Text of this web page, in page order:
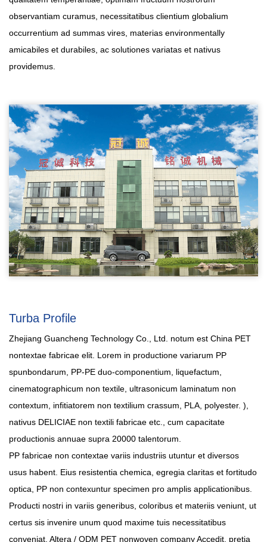
observantiam curamus, necessitatibus clientium globalium
occurrentium ad summas vires, materias environmentally
amicabiles et durabiles, ac solutiones variatas et nativus
providemus.
Turba Profile
Zhejiang Guancheng Technology Co., Ltd. notum est China PET
nontextae fabricae elit. Lorem in productione variarum PP
spunbondarum, PP-PE duo-componentium, liquefactum,
cinematographicum non textile, ultrasonicum laminatum non
contextum, infitiatorem non textilium crassum, PLA, polyester. ),
nativus DELICIAE non textili fabricae etc., cum capacitate
productionis annuae supra 20000 talentorum.
PP fabricae non contextae variis industriis utuntur et diversos
usus habent. Eius resistentia chemica, egregia claritas et fortitudo
optica, PP non contexuntur specimen pro amplis applicationibus.
Producti nostri in variis generibus, coloribus et materiis veniunt, ut
certus sis invenire unum quod maxime tuis necessitatibus
conveniat. Altera / ODM PET nonwoven companyAccedit, pretia